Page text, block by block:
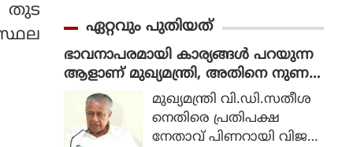
തുട
വികസിക്കുന്നുവെന്ന് ഉറ
പ്പാക്കുക എന്ന പ്രഖ്യാപിത
ലക്ഷ്യത്തോടെയാണ് ഇ
തിന്റെ ആരംഭം. ചടങ്ങില്‍
യുഎന്‍ സെക്രട്ടറി ജനറല്‍
അന്റോണിയോ ഗുട്ടെറസ്
പങ്കെടുത്തു.
ഏറ്റവും പുതിയത്
ഭാവനാപരമായി കാര്യങ്ങൾ പറയുന്ന
ആളാണ് മുഖ്യമന്ത്രി, അതിനെ നുണ
എന്നും വിളിക്കാം: പിണറായി വിജയൻ
മുഖ്യമന്ത്രി വി.ഡി.സതീശ
നെതിരെ പ്രതിപക്ഷ
നേതാവ് പിണറായി വിജയ